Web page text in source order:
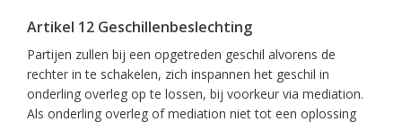
Artikel 12 Geschillenbeslechting
Partijen zullen bij een opgetreden geschil alvorens de
rechter in te schakelen, zich inspannen het geschil in
onderling overleg op te lossen, bij voorkeur via mediation.
Als onderling overleg of mediation niet tot een oplossing